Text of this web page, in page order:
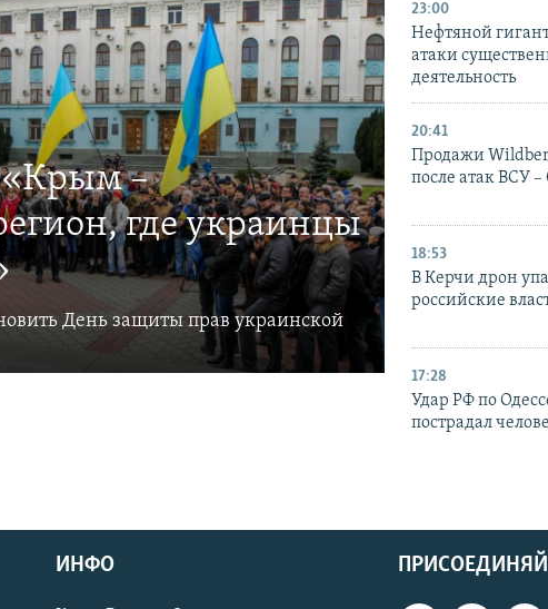
–
где украинцы
День защиты прав украинской
23:00
Нефтяной
атаки
деятельность
20:41
Продажи
после атак ВСУ
18:53
В Керчи дрон
российские
17:28
Удар РФ по
пострадал
ИНФО